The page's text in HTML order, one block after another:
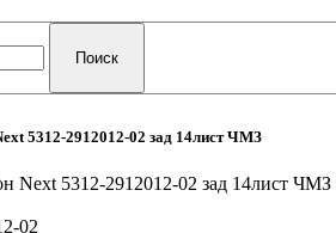
5312-2912012-02 зад 14лист ЧМЗ
Next 5312-2912012-02 зад 14лист ЧМЗ
02